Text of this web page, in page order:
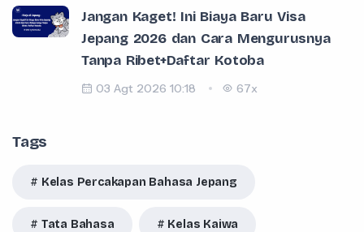
Jangan Kaget! Ini Biaya Baru Visa
Jepang 2026 dan Cara Mengurusnya
Tanpa Ribet+Daftar Kotoba
03 Agt 2026 10:18 67x
Tags
Kelas Percakapan Bahasa Jepang
Tata Bahasa Kelas Kaiwa